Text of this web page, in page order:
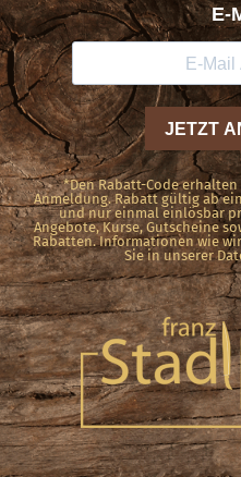
*Den Rabatt-Code
Anmeldung. Rabatt gültig ab
und nur einmal einlösbar
Angebote, Kurse, Gutscheine
Rabatten. Informationen wie
Sie in unserer